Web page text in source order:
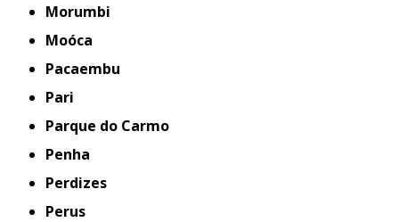
Morumbi
Moóca
Pacaembu
Pari
Parque do Carmo
Penha
Perdizes
Perus